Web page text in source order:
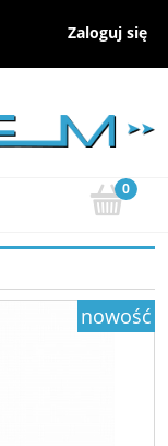
Zaloguj się
nowość